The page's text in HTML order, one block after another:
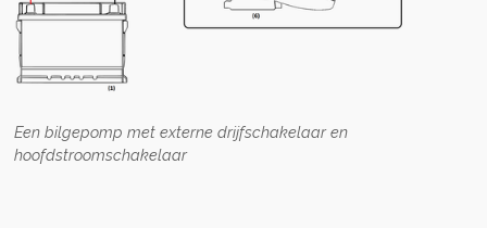
Een bilgepomp met externe drijfschakelaar en
hoofdstroomschakelaar